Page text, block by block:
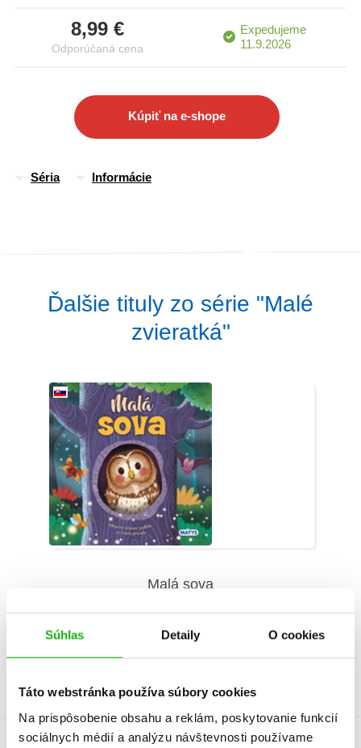
Súhlas Detaily O cookies
Táto webstránka používa súbory cookies
Na prispôsobenie obsahu a reklám, poskytovanie funkcií
sociálnych médií a analýzu návštevnosti používame
zvieraciu kamarátku, o ktorej budeš veľa vedieť.
8,99 €
Odporúčaná cena
Expedujeme
11.9.2026
Kúpiť na e-shope
Séria Informácie
Ďalšie tituly zo série "Malé
zvieratká"
Malá sova
Rose Harkness